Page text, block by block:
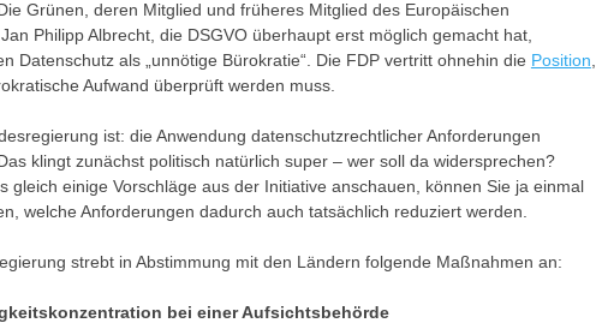
Grünen, deren Mitglied und früheres Mitglied des Europäischen
Philipp Albrecht, die DSGVO überhaupt erst möglich gemacht hat,
Datenschutz als „unnötige Bürokratie“. Die FDP vertritt ohnehin die Position
Aufwand überprüft werden muss.
ist: die Anwendung datenschutzrechtlicher Anforderungen
klingt zunächst politisch natürlich super – wer soll da widersprechen?
gleich einige Vorschläge aus der Initiative anschauen, können Sie ja einmal
welche Anforderungen dadurch auch tatsächlich reduziert werden.
strebt in Abstimmung mit den Ländern folgende Maßnahmen an:
bei einer Aufsichtsbehörde